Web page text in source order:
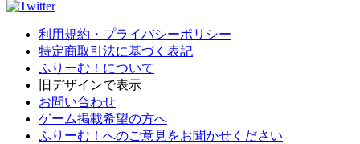
利用規約・プライバシーポリシー
特定商取引法に基づく表記
ふりーむ！について
旧デザインで表示
お問い合わせ
ゲーム掲載希望の方へ
ふりーむ！へのご意見をお聞かせください